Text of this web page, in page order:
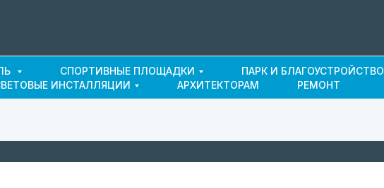
СПОРТИВНЫЕ ПЛОЩАДКИ ПАРК И БЛАГОУСТРОЙСТВО
ИНСТАЛЛЯЦИИ
АРХИТЕКТОРАМ РЕМОНТ